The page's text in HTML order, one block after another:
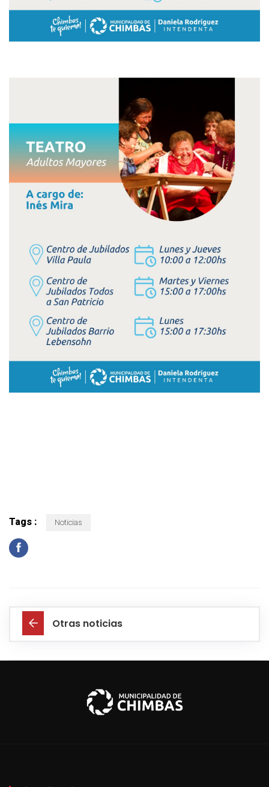
Tags : Noticias
Otras noticias